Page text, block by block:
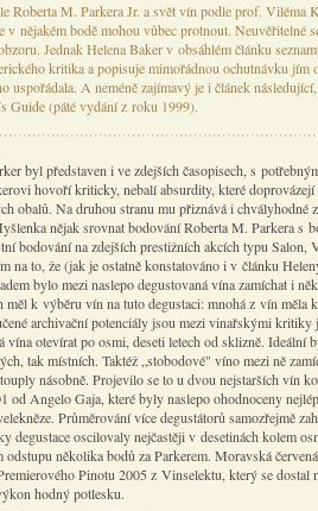
Roberta M. Parkera Jr. a svět vín podle prof. Viléma
v nějakém bodě mohou vůbec protnout. Neuvěřitelné
Jednak Helena Baker v obsáhlém článku
kritika a popisuje mimořádnou ochutnávku jím
uspořádala. A neméně zajímavý je i článek
Guide (páté vydání z roku 1999).
byl představen i ve zdejších časopisech, s
hovoří kriticky, nebalí absurdity, které
obalů. Na druhou stranu mu přiznává i chvályhodné
nějak srovnat bodování Roberta M. Parkera s
bodování na zdejších prestižních akcích typu Salon,
na to, že (jak je ostatně konstatováno i v článku
bylo mezi naslepo degustovaná vína zamíchat i
měl k výběru vín na tuto degustaci: mnohá z vín měla
archivační potenciály jsou mezi vinařskými
vína otevírat po osmi, deseti letech od sklizně. Ideální
tak místních. Taktéž „stobodové" víno mezi ně
násobně. Projevilo se to u dvou nejstarších vín
od Angelo Gaja, které byly naslepo ohodnoceny
Průměrování více degustátorů samozřejmě
degustace oscilovaly nejčastěji v desetinách kolem
odstupu několika bodů za Parkerem. Moravská
Pinotu 2005 z Vinselektu, který se dostal
hodný potlesku.